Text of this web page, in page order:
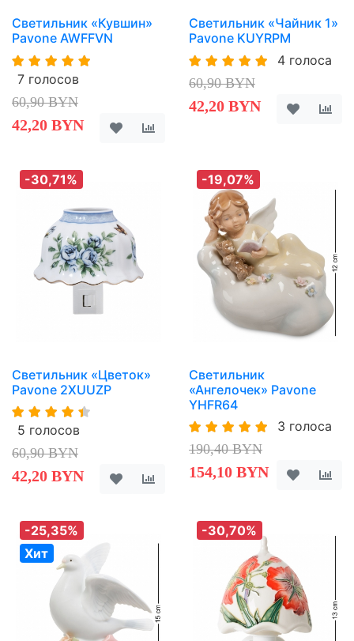
Светильник «Кувшин»
Pavone AWFFVN
7 голосов
60,90 BYN
42,20 BYN
Светильник «Чайник 1»
Pavone KUYRPM
4 голоса
60,90 BYN
42,20 BYN
-30,71%
Светильник «Цветок»
Pavone 2XUUZP
5 голосов
60,90 BYN
42,20 BYN
-19,07%
Светильник
«Ангелочек» Pavone
YHFR64
3 голоса
190,40 BYN
154,10 BYN
-25,35%
Хит
-30,70%